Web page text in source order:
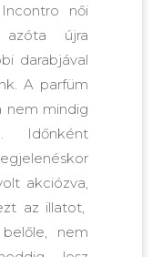
női
újra
darabjával
A parfüm
nem mindig
Időnként
akciózva,
az illatot,
nem